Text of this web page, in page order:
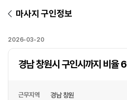
마사지 구인정보
2026-03-20
경남 창원시 구인시까지 비율
근무지역 경남 창원